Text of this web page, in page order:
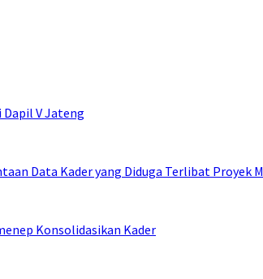
Dapil V Jateng
Data Kader yang Diduga Terlibat Proyek
Konsolidasikan Kader